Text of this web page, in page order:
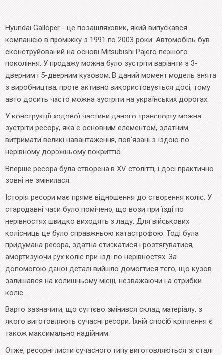
Hyundai Galloper - це позашляховик, який випускався
компанією в проміжку з 1991 по 2003 роки. Автомобіль був
сконструйований на основі Mitsubishi Pajero першого
покоління. У продажу можна було зустріти варіанти з 3-
дверним і 5-дверним кузовом. В даний момент модель знята
з виробництва, проте активно використовується досі, тому
авто досить часто можна зустріти на українських дорогах.
У конструкції ходової частини даного транспорту можна
зустріти ресору, яка є основним елементом, здатним
витримати великі навантаження, пов'язані з їздою по
нерівному дорожньому покриттю.
Вперше ресора була створена в XV столітті, і досі практично
зовні не змінилася.
Історія ресори має пряме відношення до створення коліс. У
стародавні часи було помічено, що вози при їзді по
нерівностях швидко виходять з ладу. Для військових
колісниць це було справжньою катастрофою. Тоді була
придумана ресора, здатна стискатися і розтягуватися,
амортизуючи рух коліс при їзді по нерівностях. За
допомогою даної деталі вийшло домогтися того, що кузов
залишався на колишньому місці, незважаючи на стрибки
коліс.
Варто зазначити, що суттєво змінився склад матеріалу, з
якого виготовляють сучасні ресори. Їхній спосіб кріплення є
також максимально надійним.
Отже, ресорні листи сучасного типу виготовляються зі сталі